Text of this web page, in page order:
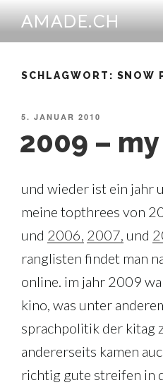
Inhalt
springen
AMADE.CH
SCHLAGWORT: SNOW
VERÖFFENTLICHT
5. JANUAR 2010
2009 –
und wieder ist ein jahr
meine topthrees von
und 2006, 2007, und
ranglisten findet man
online. im jahr 2009
kino, was unter
sprachpolitik der kitag
andererseits kamen
richtig gute streifen in